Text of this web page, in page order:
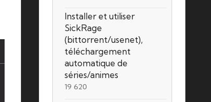
Installer et utiliser
SickRage
(bittorrent/usenet),
téléchargement
automatique de
séries/animes
19 620